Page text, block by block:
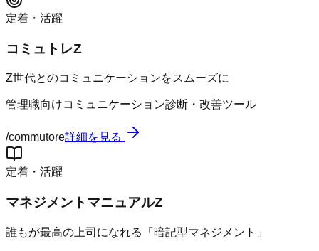
定着・活躍
コミュトレZ
Z世代とのコミュニケーションをスムーズに
管理職向けコミュニケーション診断・改善ツール
/commutore詳細を見る
定着・活躍
マネジメントマニュアルZ
誰もが最高の上司になれる「暗記型マネジメント」